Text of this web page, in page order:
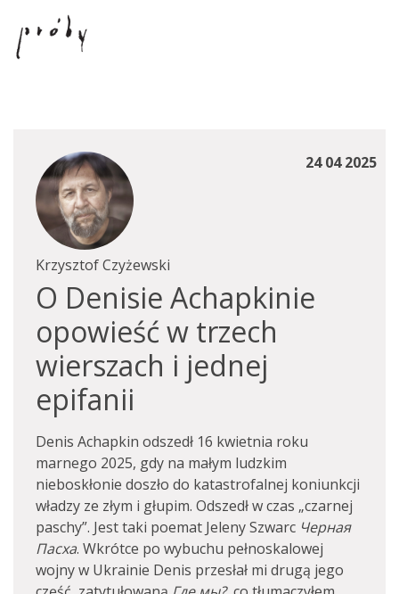
24 04 2025
Krzysztof Czyżewski
O Denisie Achapkinie
opowieść w trzech
wierszach i jednej
epifanii
Denis Achapkin odszedł 16 kwietnia roku
marnego 2025, gdy na małym ludzkim
nieboskłonie doszło do katastrofalnej koniunkcji
władzy ze złym i głupim. Odszedł w czas „czarnej
paschy”. Jest taki poemat Jeleny Szwarc Черная
Пасха. Wkrótce po wybuchu pełnoskalowej
wojny w Ukrainie Denis przesłał mi drugą jego